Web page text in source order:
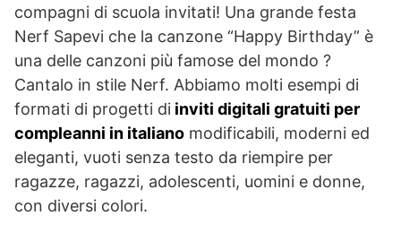
compagni di scuola invitati! Una grande festa
Nerf Sapevi che la canzone “Happy Birthday” è
una delle canzoni più famose del mondo ?
Cantalo in stile Nerf. Abbiamo molti esempi di
formati di progetti di inviti digitali gratuiti per
compleanni in italiano modificabili, moderni ed
eleganti, vuoti senza testo da riempire per
ragazze, ragazzi, adolescenti, uomini e donne,
con diversi colori.